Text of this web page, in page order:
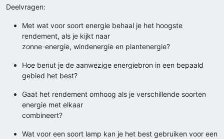
Deelvragen:
Met wat voor soort energie behaal je het hoogste
rendement, als je kijkt naar
zonne-energie, windenergie en plantenergie?
Hoe benut je de aanwezige energiebron in een bepaald
gebied het best?
Gaat het rendement omhoog als je verschillende soorten
energie met elkaar
combineert?
Wat voor een soort lamp kan je het best gebruiken voor een